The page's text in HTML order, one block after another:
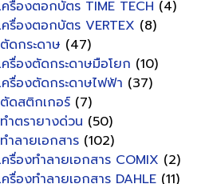
ครื่องตอกบัตร TIME TECH (4)
ครื่องตอกบัตร VERTEX (8)
ดกระดาษ (47)
ครื่องตัดกระดาษมือโยก (10)
ครื่องตัดกระดาษไฟฟ้า (37)
ดสติกเกอร์ (7)
ำตรายางด่วน (50)
ำลายเอกสาร (102)
ครื่องทำลายเอกสาร COMIX (2)
ครื่องทำลายเอกสาร DAHLE (11)